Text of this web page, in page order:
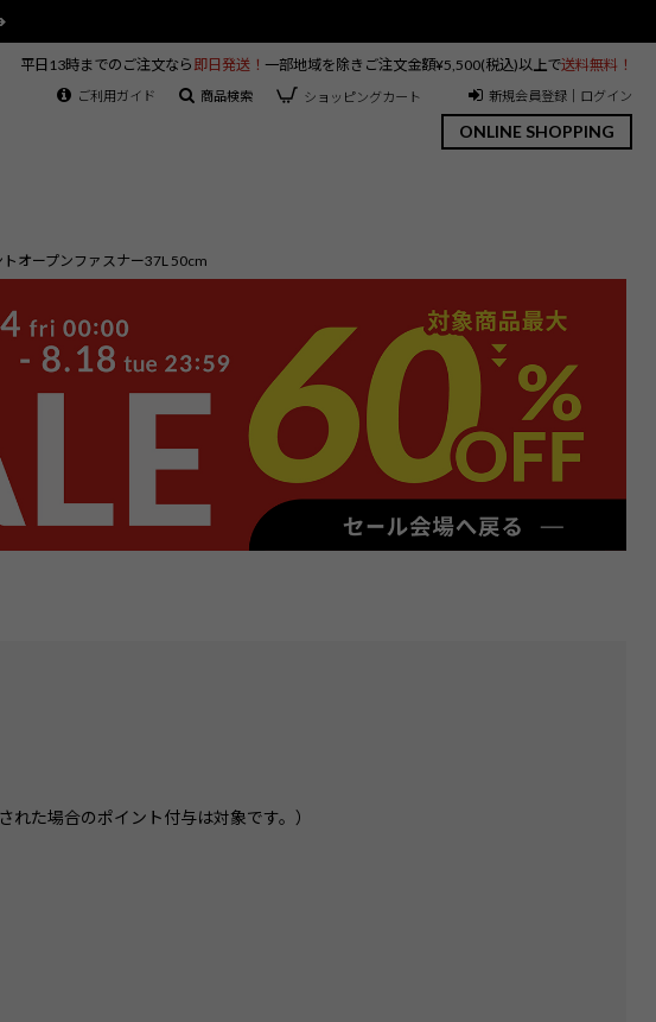
ONLINE SHOPPING
平日13時までのご注文なら 即日発送！ 一部地域を除きご注文金額¥5,500(税込)以上で送料無料！
ご利用ガイド 商品検索 ショッピングカート 新規会員登録｜ログイン
オープンファスナー37L 50cm
た場合のポイント付与は対象です。）